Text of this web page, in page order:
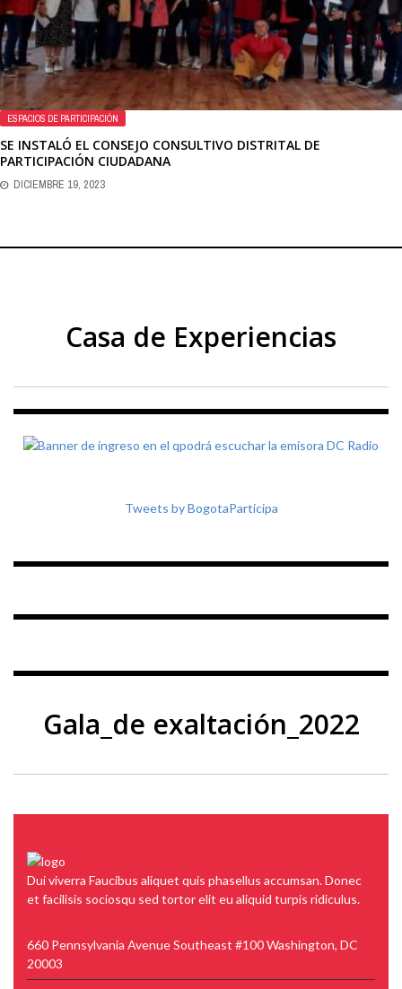
ESPACIOS DE PARTICIPACIÓN
SE INSTALÓ EL CONSEJO CONSULTIVO DISTRITAL DE
PARTICIPACIÓN CIUDADANA
DICIEMBRE 19, 2023
Casa de Experiencias
Tweets by BogotaParticipa
Gala_de exaltación_2022
Dui viverra Faucibus aliquet quis phasellus accumsan. Donec
et facilisis sociosqu sed tortor elit eu aliquid turpis ridiculus.
660 Pennsylvania Avenue Southeast #100 Washington, DC
20003